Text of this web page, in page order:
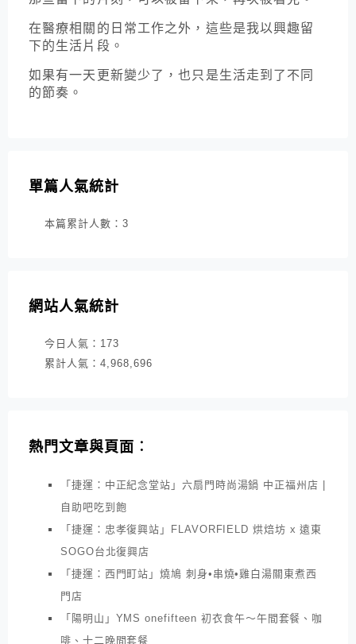
在醫療相關的日常工作之外，這些是我以興趣留
下的生活片段。
如果有一天更新變少了，也只是生活走到了不同
的節奏。
單篇人氣統計
本篇累計人數： 3
網站人氣統計
今日人氣： 173
累計人氣： 4,968,696
熱門文章與頁面︰
「捷運：中正紀念堂站」六扇門時尚湯鍋 中正福州店 |
自助吧吃到飽
「捷運：忠孝復興站」FLAVORFIELD 烘焙坊 x 遠東
SOGO台北復興店
「捷運：西門町站」燒鳩 刺身•串燒•雞白湯關東煮西
門店
「陽明山」YMS onefifteen 初衣食午～午間套餐、咖
啡、十二晚間套餐